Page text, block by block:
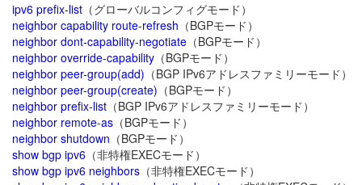
ipv6 prefix-list （グローバルコンフィグモード）
neighbor capability route-refresh （BGPモード）
neighbor dont-capability-negotiate （BGPモード）
neighbor override-capability （BGPモード）
neighbor peer-group(add) （BGP IPv6アドレスファミリーモード）
neighbor peer-group(create) （BGPモード）
neighbor prefix-list （BGP IPv6アドレスファミリーモード）
neighbor remote-as （BGPモード）
neighbor shutdown （BGPモード）
show bgp ipv6 （非特権EXECモード）
show bgp ipv6 neighbors （非特権EXECモード）